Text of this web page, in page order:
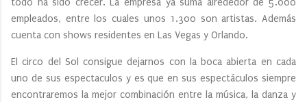
todo ha sido crecer. La empresa ya suma alrededor de 5.000
empleados, entre los cuales unos 1.300 son artistas. Además
cuenta con shows residentes en Las Vegas y Orlando.
El circo del Sol consigue dejarnos con la boca abierta en cada
uno de sus espectaculos y es que en sus espectáculos siempre
encontraremos la mejor combinación entre la música, la danza y